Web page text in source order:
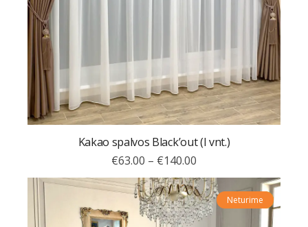
Kakao spalvos Black’out (I vnt.)
€63.00 – €140.00
Akcija!
Neturime